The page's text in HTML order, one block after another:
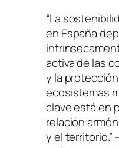
“La
en España
activa de las
y la
ecosistemas
clave está en
relación
y el territorio.”